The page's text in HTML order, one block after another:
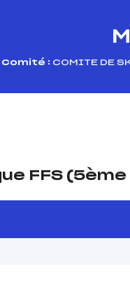
Comité : COMITE DE
FFS